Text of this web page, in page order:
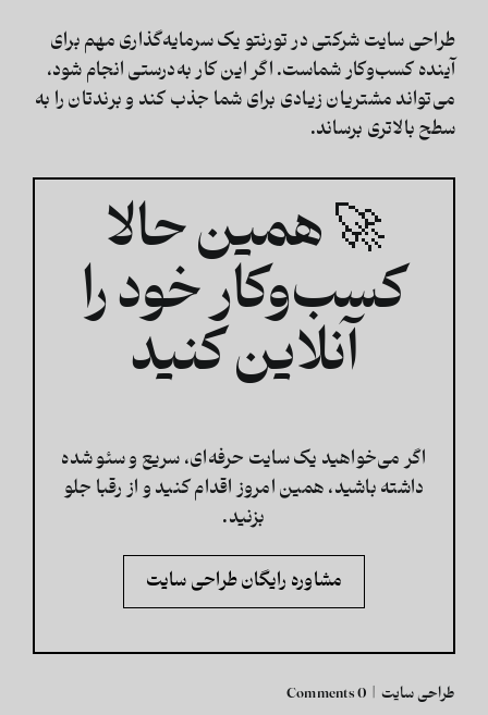
طراحی سایت شرکتی در تورنتو یک سرمایه‌گذاری مهم برای
آینده کسب‌وکار شماست. اگر این کار به‌درستی انجام شود،
می‌تواند مشتریان زیادی برای شما جذب کند و برندتان را به
سطح بالاتری برساند.
🚀 همین حالا
کسب‌وکار خود را
آنلاین کنید
اگر می‌خواهید یک سایت حرفه‌ای، سریع و سئو شده
داشته باشید، همین امروز اقدام کنید و از رقبا جلو
بزنید.
مشاوره رایگان طراحی سایت
طراحی سایت |
0 Comments